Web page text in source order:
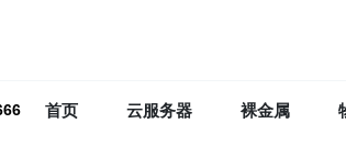
首页 云服务器 裸金属